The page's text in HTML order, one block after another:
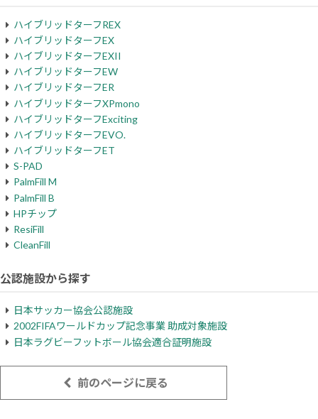
ハイブリッドターフREX
ハイブリッドターフEX
ハイブリッドターフEXII
ハイブリッドターフEW
ハイブリッドターフER
ハイブリッドターフXPmono
ハイブリッドターフExciting
ハイブリッドターフEVO.
ハイブリッドターフET
S-PAD
PalmFill M
PalmFill B
HPチップ
ResiFill
CleanFill
公認施設から探す
日本サッカー協会公認施設
2002FIFAワールドカップ記念事業 助成対象施設
日本ラグビーフットボール協会適合証明施設
前のページに戻る